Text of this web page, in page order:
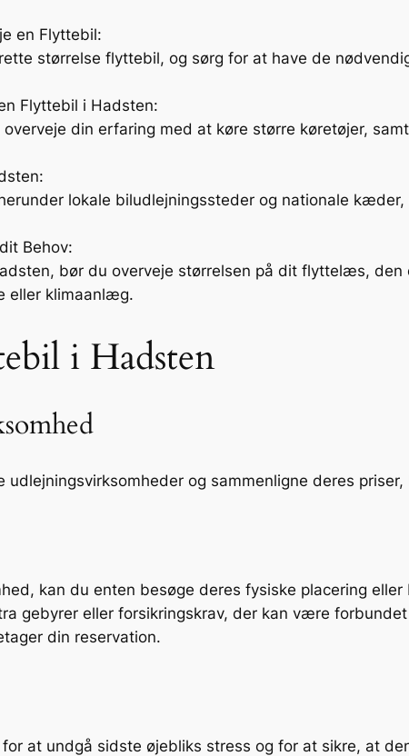
en Flyttebil:
størrelse flyttebil, og sørg for at have de
Flyttebil i Hadsten:
din erfaring med at køre større køretøjer,
lokale biludlejningssteder og nationale
Behov:
bør du overveje størrelsen på dit flyttelæs, den
eller klimaanlæg.
i Hadsten
og sammenligne deres
kan du enten besøge deres fysiske placering
gebyrer eller forsikringskrav, der kan være
din reservation.
at undgå sidste øjebliks stress og for at sikre, at